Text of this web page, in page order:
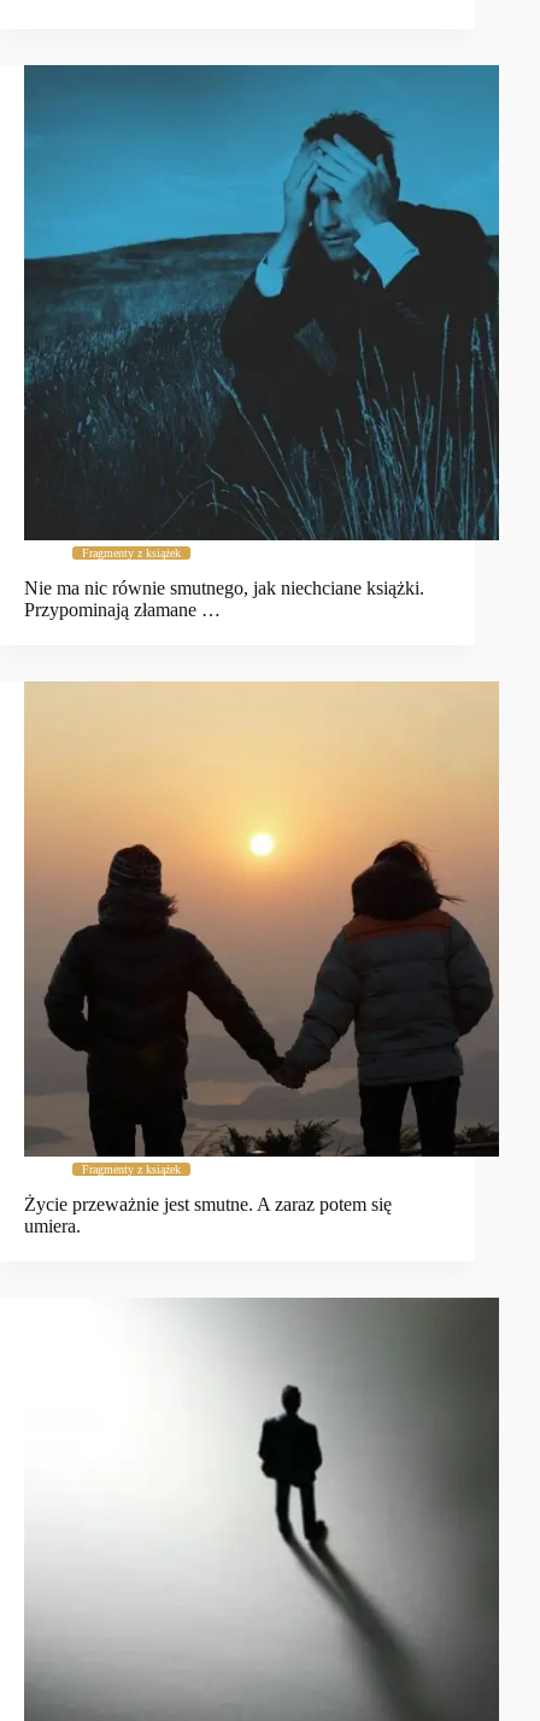
Fragmenty z książek
Nie ma nic równie smutnego, jak niechciane książki.
Przypominają złamane …
Fragmenty z książek
Życie przeważnie jest smutne. A zaraz potem się
umiera.